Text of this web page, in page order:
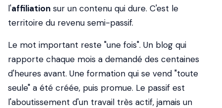
l'affiliation sur un contenu qui dure. C'est le
territoire du revenu semi-passif.
Le mot important reste "une fois". Un blog qui
rapporte chaque mois a demandé des centaines
d'heures avant. Une formation qui se vend "toute
seule" a été créée, puis promue. Le passif est
l'aboutissement d'un travail très actif, jamais un